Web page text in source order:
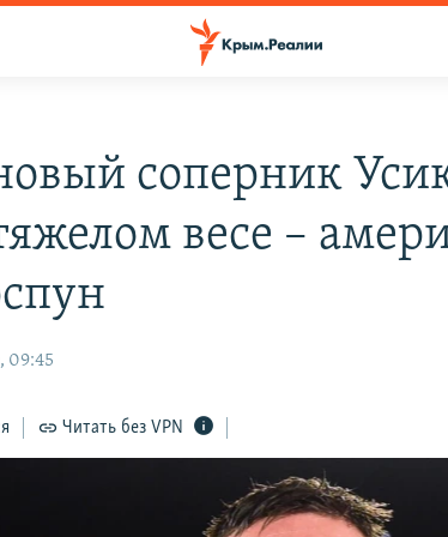
соперник
весе –
09:45
Читать без VPN